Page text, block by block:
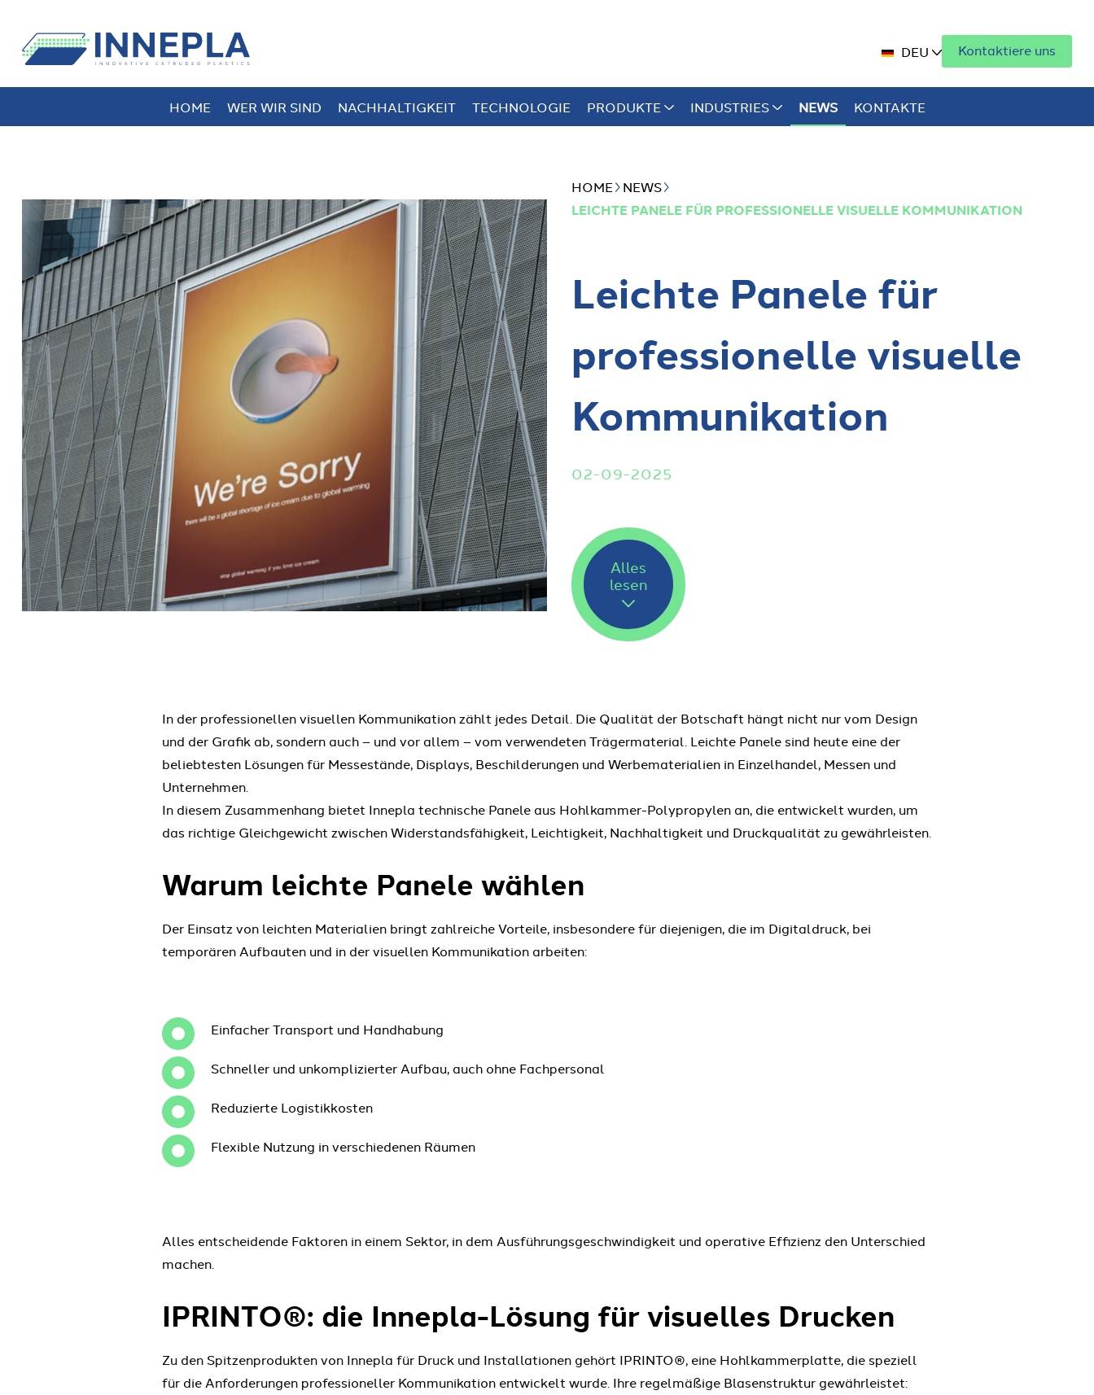
DEU Kontaktiere uns
HOME WER WIR SIND NACHHALTIGKEIT TECHNOLOGIE PRODUKTE INDUSTRIES NEWS KONTAKTE
HOME NEWS
LEICHTE PANELE FÜR PROFESSIONELLE VISUELLE KOMMUNIKATION
Leichte Panele für
professionelle visuelle
Kommunikation
02-09-2025
Alles
lesen
In der professionellen visuellen Kommunikation zählt jedes Detail. Die Qualität der Botschaft hängt nicht nur vom Design
und der Grafik ab, sondern auch – und vor allem – vom verwendeten Trägermaterial. Leichte Panele sind heute eine der
beliebtesten Lösungen für Messestände, Displays, Beschilderungen und Werbematerialien in Einzelhandel, Messen und
Unternehmen.
In diesem Zusammenhang bietet Innepla technische Panele aus Hohlkammer-Polypropylen an, die entwickelt wurden, um
das richtige Gleichgewicht zwischen Widerstandsfähigkeit, Leichtigkeit, Nachhaltigkeit und Druckqualität zu gewährleisten.
Warum leichte Panele wählen
Der Einsatz von leichten Materialien bringt zahlreiche Vorteile, insbesondere für diejenigen, die im Digitaldruck, bei
temporären Aufbauten und in der visuellen Kommunikation arbeiten:
Einfacher Transport und Handhabung
Schneller und unkomplizierter Aufbau, auch ohne Fachpersonal
Reduzierte Logistikkosten
Flexible Nutzung in verschiedenen Räumen
Alles entscheidende Faktoren in einem Sektor, in dem Ausführungsgeschwindigkeit und operative Effizienz den Unterschied
machen.
IPRINTO®: die Innepla-Lösung für visuelles Drucken
Zu den Spitzenprodukten von Innepla für Druck und Installationen gehört IPRINTO®, eine Hohlkammerplatte, die speziell
für die Anforderungen professioneller Kommunikation entwickelt wurde. Ihre regelmäßige Blasenstruktur gewährleistet: